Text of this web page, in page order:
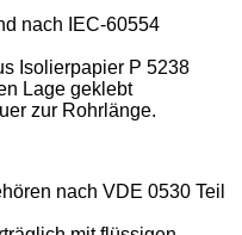
nach IEC-60554
Isolierpapier P 5238
Lage geklebt
zur Rohrlänge.
nach VDE 0530 Teil